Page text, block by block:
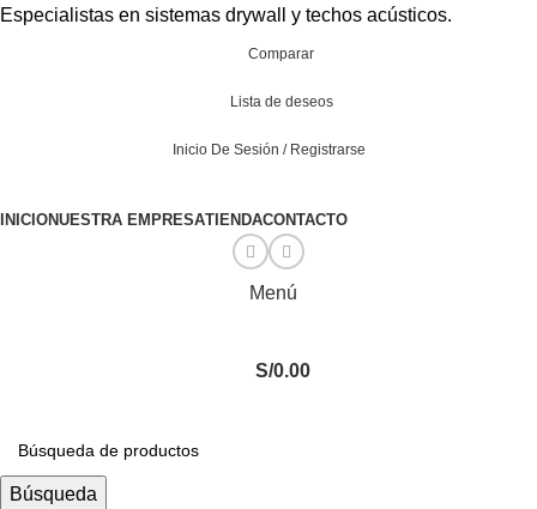
Especialistas en sistemas drywall y techos acústicos.
Comparar
Lista de deseos
Inicio De Sesión / Registrarse
INICIONUESTRA EMPRESATIENDACONTACTO
Menú
S/0.00
Búsqueda